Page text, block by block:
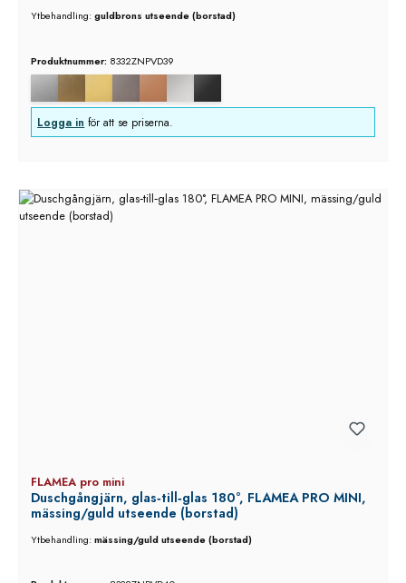
Ytbehandling:guldbrons utseende (borstad)
Produktnummer: 8332ZNPVD39
Logga in för att se priserna.
FLAMEA pro mini
Duschgångjärn, glas‑till‑glas 180°, FLAMEA PRO MINI,
mässing/guld utseende (borstad)
Ytbehandling:mässing/guld utseende (borstad)